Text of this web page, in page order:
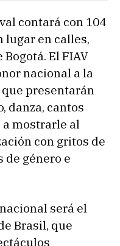
contará con 104
lugar en calles,
El FIAV
nacional a la
presentarán
danza, cantos
mostrarle al
con gritos de
de género e
será el
Brasil, que